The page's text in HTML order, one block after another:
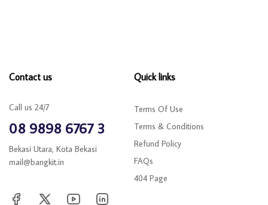
Contact us
Call us 24/7
08 9898 6767 3
Bekasi Utara, Kota Bekasi
mail@bangkit.in
Quick links
Terms Of Use
Terms & Conditions
Refund Policy
FAQs
404 Page